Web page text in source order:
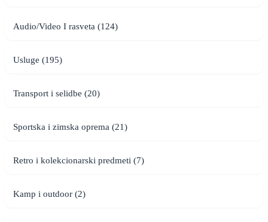
Audio/Video I rasveta (124)
Usluge (195)
Transport i selidbe (20)
Sportska i zimska oprema (21)
Retro i kolekcionarski predmeti (7)
Kamp i outdoor (2)